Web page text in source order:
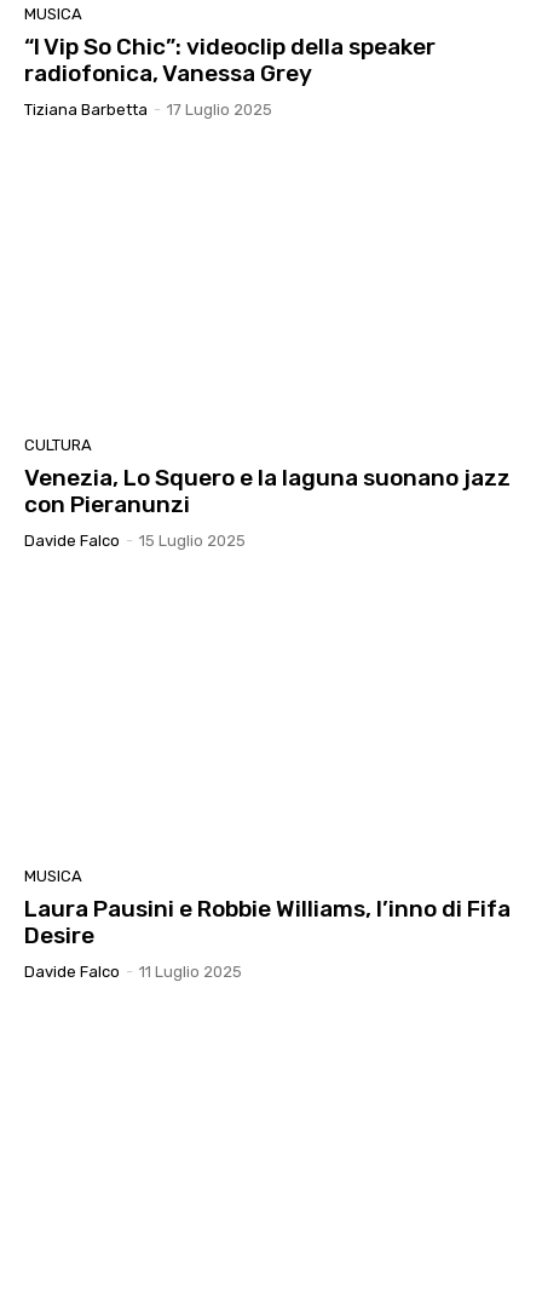
MUSICA
“I Vip So Chic”: videoclip della speaker
radiofonica, Vanessa Grey
Tiziana Barbetta - 17 Luglio 2025
CULTURA
Venezia, Lo Squero e la laguna suonano jazz
con Pieranunzi
Davide Falco - 15 Luglio 2025
MUSICA
Laura Pausini e Robbie Williams, l’inno di Fifa
Desire
Davide Falco - 11 Luglio 2025